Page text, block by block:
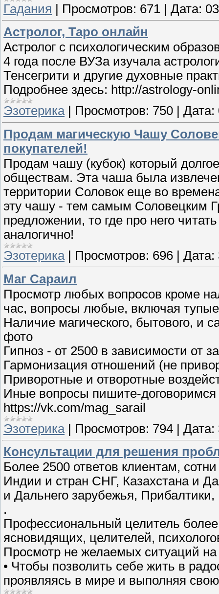
Гадания | Просмотров: 671 | Дата:
Астролог, Таро онлайн
Астролог с психологическим
4 года после ВУЗа изучала
Тенсегрити и другие духовные
Подробнее здесь: http://astrology-
Эзотерика| Просмотров: 750 Дата:
Продам магическую Чашу
покупателей!
Продам чашу (кубок) который
обществам. Эта чаша была
территории Соловок еще во
эту чашу - тем самым Соловецким
предложении, то где про него
аналогично!
Эзотерика| Просмотров: 696 Дата:
Маг Сараил
Просмотр любых вопросов кроме
час, вопросы любые, включая
Наличие магического, бытового, и
фото
Гипноз - от 2500 в зависимости от
Гармонизация отношений (не
Приворотные и отворотные
Иные вопросы пишите-договоримся
https://vk.com/mag_sarail
Эзотерика| Просмотров: 794 | Дата:
Консультации для решения
Более 2500 ответов клиентам,
Индии и стран СНГ, Казахстана и
и Дальнего зарубежья,
.
Профессиональный целитель более
ясновидящих, целителей,
Просмотр не желаемых ситуаций
• Чтобы позволить себе жить в
проявляясь в мире и выполняя